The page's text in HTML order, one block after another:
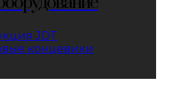
JDT
концевики